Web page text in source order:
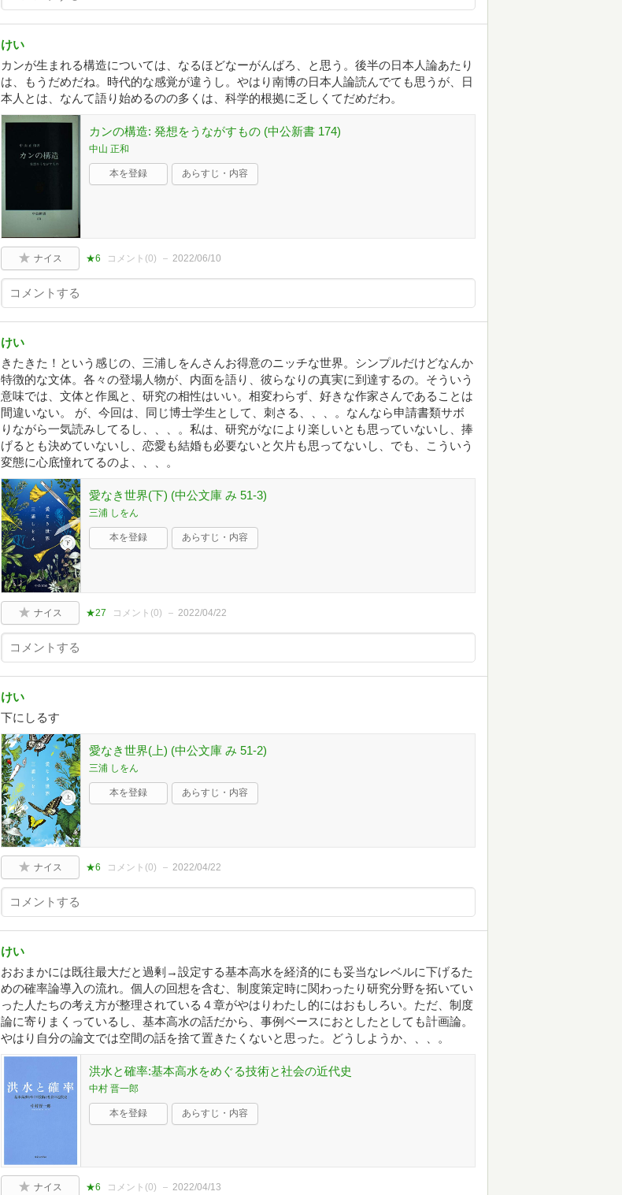
けい
カンが生まれる構造については、なるほどなーがんばろ、と思う。後半の日本人論あたり
は、もうだめだね。時代的な感覚が違うし。やはり南博の日本人論読んでても思うが、日
本人とは、なんて語り始めるのの多くは、科学的根拠に乏しくてだめだわ。
カンの構造: 発想をうながすもの (中公新書 174)
中山 正和
本を登録 あらすじ・内容
ナイス ★6 コメント(0) 2022/06/10
けい
きたきた！という感じの、三浦しをんさんお得意のニッチな世界。シンプルだけどなんか
特徴的な文体。各々の登場人物が、内面を語り、彼らなりの真実に到達するの。そういう
意味では、文体と作風と、研究の相性はいい。相変わらず、好きな作家さんであることは
間違いない。 が、今回は、同じ博士学生として、刺さる、、、。なんなら申請書類サボ
りながら一気読みしてるし、、、。私は、研究がなにより楽しいとも思っていないし、捧
げるとも決めていないし、恋愛も結婚も必要ないと欠片も思ってないし、でも、こういう
変態に心底憧れてるのよ、、、。
愛なき世界(下) (中公文庫 み 51-3)
三浦 しをん
本を登録 あらすじ・内容
ナイス ★27 コメント(0) 2022/04/22
けい
下にしるす
愛なき世界(上) (中公文庫 み 51-2)
三浦 しをん
本を登録 あらすじ・内容
ナイス ★6 コメント(0) 2022/04/22
けい
おおまかには既往最大だと過剰→設定する基本高水を経済的にも妥当なレベルに下げるた
めの確率論導入の流れ。個人の回想を含む、制度策定時に関わったり研究分野を拓いてい
った人たちの考え方が整理されている４章がやはりわたし的にはおもしろい。ただ、制度
論に寄りまくっているし、基本高水の話だから、事例ベースにおとしたとしても計画論。
やはり自分の論文では空間の話を捨て置きたくないと思った。どうしようか、、、。
洪水と確率:基本高水をめぐる技術と社会の近代史
中村 晋一郎
本を登録 あらすじ・内容
ナイス ★6 コメント(0) 2022/04/13